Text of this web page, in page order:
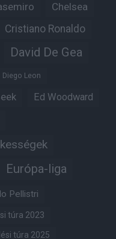
Chelsea
Cristiano Ronaldo
David De Gea
Diego Leon
Ed Woodward
Európa-liga
Pellistri
túra 2023
túra 2025